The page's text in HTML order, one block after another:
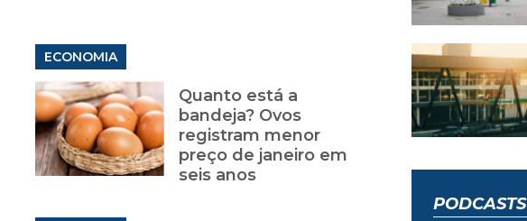
ECONOMIA
Quanto está a
bandeja? Ovos
registram menor
preço de janeiro em
seis anos
PODCASTS